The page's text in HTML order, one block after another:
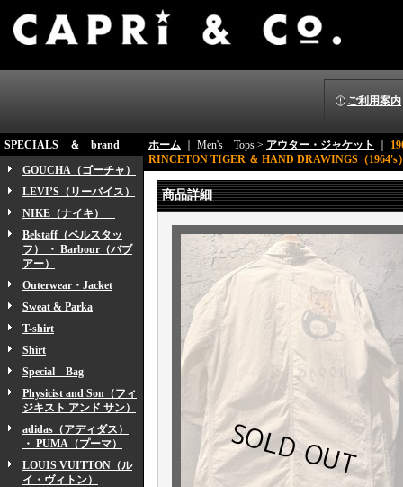
ご利用案内
SPECIALS ＆ brand
GOUCHA（ゴーチャ）
LEVI’S（リーバイス）
NIKE（ナイキ）
Belstaff（ベルスタッ
フ） ・ Barbour（バブ
アー）
Outerwear・Jacket
Sweat & Parka
T-shirt
Shirt
Special Bag
Physicist and Son（フィ
ジキスト アンド サン）
adidas（アディダス）
・ PUMA（プーマ）
LOUIS VUITTON（ル
イ・ヴィトン）
ホーム ｜ Men's Tops > アウター・ジャケット
RINCETON TIGER ＆ HAND DRAWINGS（1964's
商品詳細